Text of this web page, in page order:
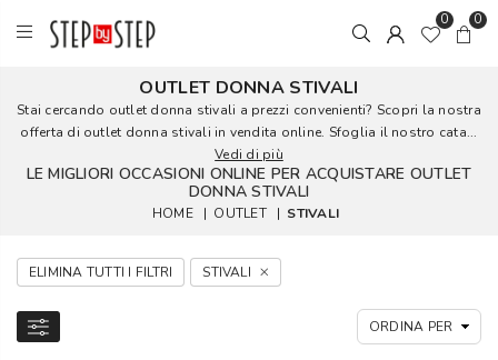
0 0
OUTLET DONNA STIVALI
Stai cercando outlet donna stivali a prezzi convenienti? Scopri la nostra
offerta di outlet donna stivali in vendita online. Sfoglia il nostro cata...
Vedi di più
LE MIGLIORI OCCASIONI ONLINE PER ACQUISTARE OUTLET
DONNA STIVALI
HOME | OUTLET | STIVALI
ELIMINA TUTTI I FILTRI STIVALI